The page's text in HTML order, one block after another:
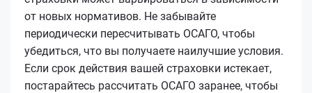
от новых нормативов. Не забывайте
периодически пересчитывать ОСАГО, чтобы
убедиться, что вы получаете наилучшие условия.
Если срок действия вашей страховки истекает,
постарайтесь рассчитать ОСАГО заранее, чтобы